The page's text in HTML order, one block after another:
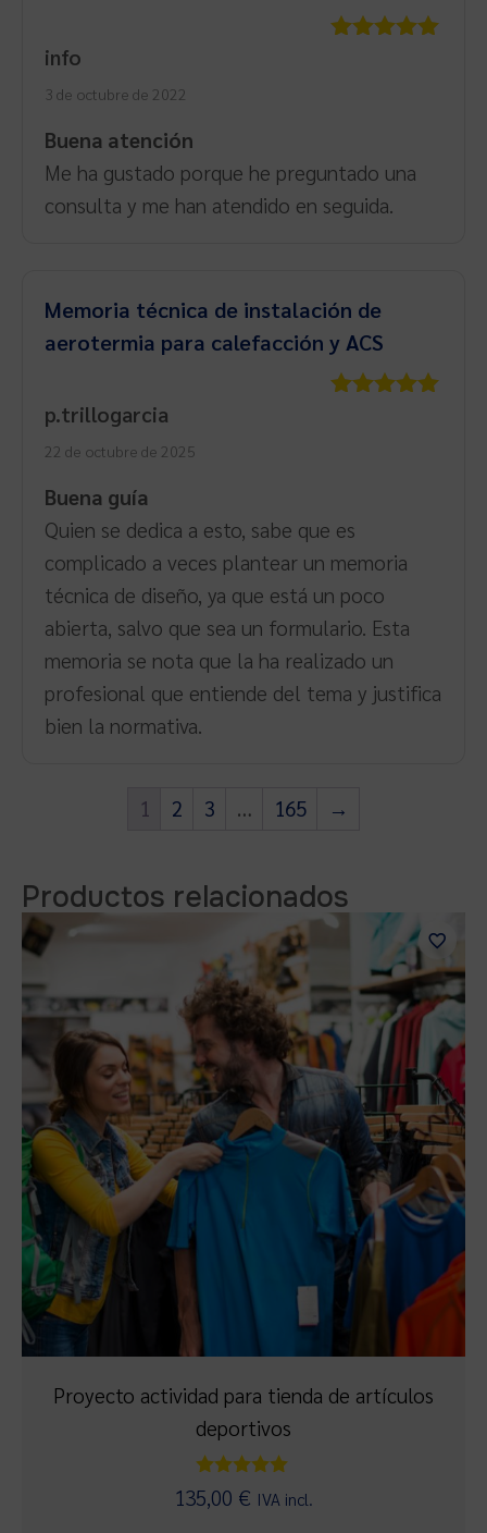
info
3 de octubre de 2022
Buena atención
Me ha gustado porque he preguntado una
consulta y me han atendido en seguida.
Memoria técnica de instalación de
aerotermia para calefacción y ACS
p.trillogarcia
22 de octubre de 2025
Buena guía
Quien se dedica a esto, sabe que es
complicado a veces plantear un memoria
técnica de diseño, ya que está un poco
abierta, salvo que sea un formulario. Esta
memoria se nota que la ha realizado un
profesional que entiende del tema y justifica
bien la normativa.
1 2 3 … 165 →
Productos relacionados
Proyecto actividad para tienda de artículos
deportivos
Valorado
con
135,00 € IVA incl.